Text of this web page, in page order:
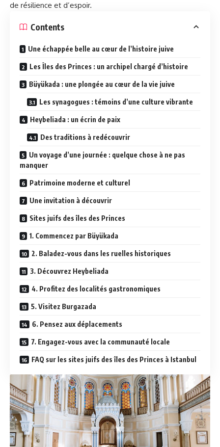
de résilience et d’espoir.
Contents
Une échappée belle au cœur de l’histoire juive
Les Îles des Princes : un archipel chargé d’histoire
Büyükada : une plongée au cœur de la vie juive
Les synagogues : témoins d’une culture vibrante
Heybeliada : un écrin de paix
Des traditions à redécouvrir
Un voyage d’une journée : quelque chose à ne pas
manquer
Patrimoine moderne et culturel
Une invitation à découvrir
Sites juifs des îles des Princes
1. Commencez par Büyükada
2. Baladez-vous dans les ruelles historiques
3. Découvrez Heybeliada
4. Profitez des localités gastronomiques
5. Visitez Burgazada
6. Pensez aux déplacements
7. Engagez-vous avec la communauté locale
FAQ sur les sites juifs des îles des Princes à Istanbul